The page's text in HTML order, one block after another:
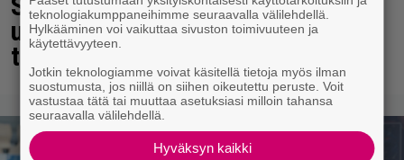
uutta kotia – ”Seuraavaan kotiin
tämmöinen”
teknologiakumppaneihimme seuraavalla välilehdellä.
Hylkääminen voi vaikuttaa sivuston toimivuuteen ja
käytettävyyteen.
Jotkin teknologiamme voivat käsitellä tietoja myös ilman
suostumusta, jos niillä on siihen oikeutettu peruste. Voit
vastustaa tätä tai muuttaa asetuksiasi milloin tahansa
seuraavalla välilehdellä.
Hyväksyn kaikki